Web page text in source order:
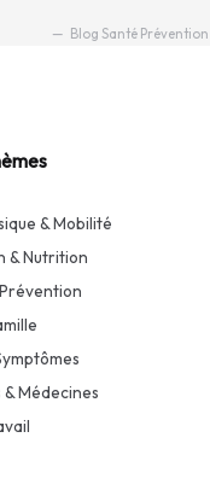
Blog Santé Prévention
& Mobilité
& Nutrition
Médecines